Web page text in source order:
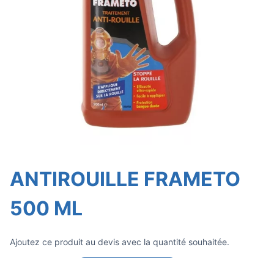
ANTIROUILLE FRAMETO
500 ML
Ajoutez ce produit au devis avec la quantité souhaitée.